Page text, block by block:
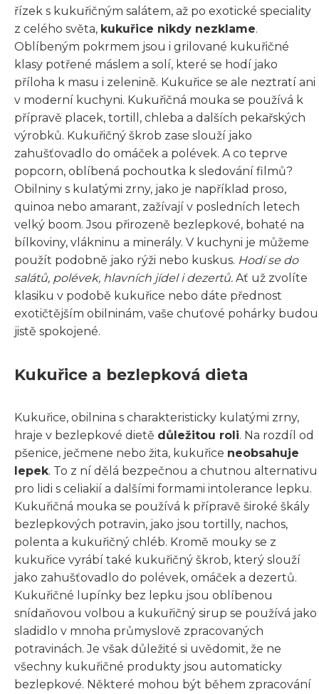
řízek s kukuřičným salátem, až po exotické speciality
z celého světa, kukuřice nikdy nezklame.
Oblíbeným pokrmem jsou i grilované kukuřičné
klasy potřené máslem a solí, které se hodí jako
příloha k masu i zelenině. Kukuřice se ale neztratí ani
v moderní kuchyni. Kukuřičná mouka se používá k
přípravě placek, tortill, chleba a dalších pekařských
výrobků. Kukuřičný škrob zase slouží jako
zahušťovadlo do omáček a polévek. A co teprve
popcorn, oblíbená pochoutka k sledování filmů?
Obilniny s kulatými zrny, jako je například proso,
quinoa nebo amarant, zažívají v posledních letech
velký boom. Jsou přirozeně bezlepkové, bohaté na
bílkoviny, vlákninu a minerály. V kuchyni je můžeme
použít podobně jako rýži nebo kuskus. Hodí se do
salátů, polévek, hlavních jídel i dezertů. Ať už zvolíte
klasiku v podobě kukuřice nebo dáte přednost
exotičtějším obilninám, vaše chuťové pohárky budou
jistě spokojené.
Kukuřice a bezlepková dieta
Kukuřice, obilnina s charakteristicky kulatými zrny,
hraje v bezlepkové dietě důležitou roli. Na rozdíl od
pšenice, ječmene nebo žita, kukuřice neobsahuje
lepek. To z ní dělá bezpečnou a chutnou alternativu
pro lidi s celiakií a dalšími formami intolerance lepku.
Kukuřičná mouka se používá k přípravě široké škály
bezlepkových potravin, jako jsou tortilly, nachos,
polenta a kukuřičný chléb. Kromě mouky se z
kukuřice vyrábí také kukuřičný škrob, který slouží
jako zahušťovadlo do polévek, omáček a dezertů.
Kukuřičné lupínky bez lepku jsou oblíbenou
snídaňovou volbou a kukuřičný sirup se používá jako
sladidlo v mnoha průmyslově zpracovaných
potravinách. Je však důležité si uvědomit, že ne
všechny kukuřičné produkty jsou automaticky
bezlepkové. Některé mohou být během zpracování